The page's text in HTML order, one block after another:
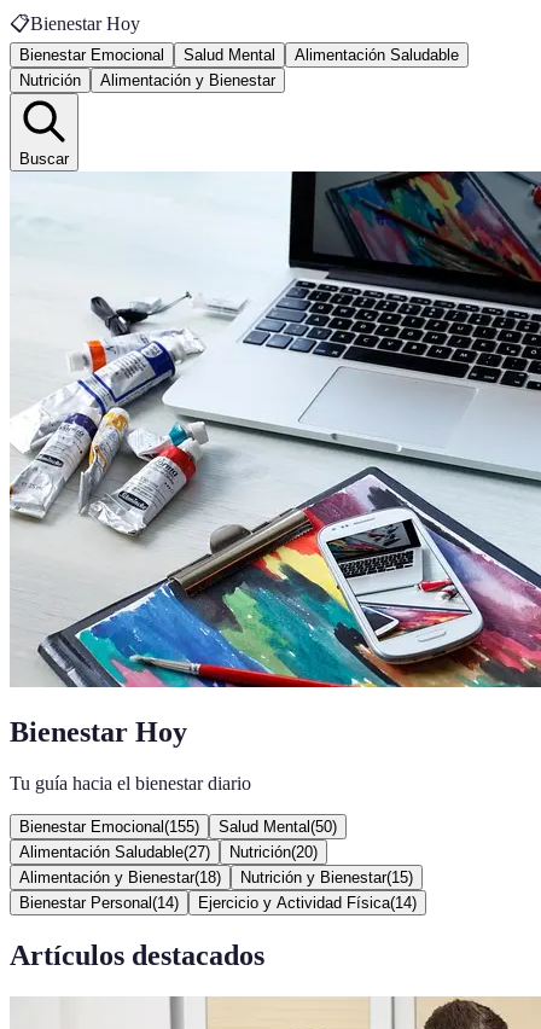
📋Bienestar Hoy
Bienestar Emocional Salud Mental
Alimentación Saludable
Nutrición
Alimentación y Bienestar
Buscar
Bienestar Hoy
Tu guía hacia el bienestar diario
Bienestar Emocional (155) Salud Mental (50)
Alimentación Saludable(27) Nutrición(20)
Alimentación y Bienestar(18) Nutrición y Bienestar(15)
Bienestar Personal (14) Ejercicio y Actividad Física(14)
Artículos destacados